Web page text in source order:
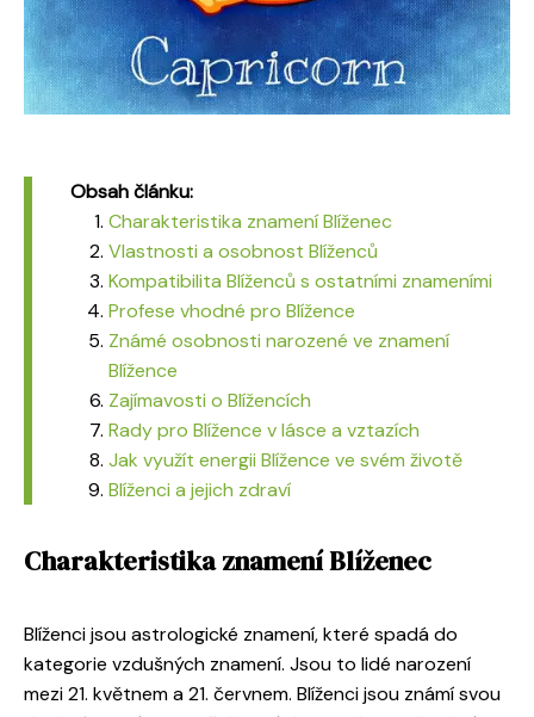
Obsah článku:
Charakteristika znamení Blíženec
Vlastnosti a osobnost Blíženců
Kompatibilita Blíženců s ostatními znameními
Profese vhodné pro Blížence
Známé osobnosti narozené ve znamení
Blížence
Zajímavosti o Blížencích
Rady pro Blížence v lásce a vztazích
Jak využít energii Blížence ve svém životě
Blíženci a jejich zdraví
Charakteristika znamení Blíženec
Blíženci jsou astrologické znamení, které spadá do
kategorie vzdušných znamení. Jsou to lidé narození
mezi 21. květnem a 21. červnem. Blíženci jsou známí svou